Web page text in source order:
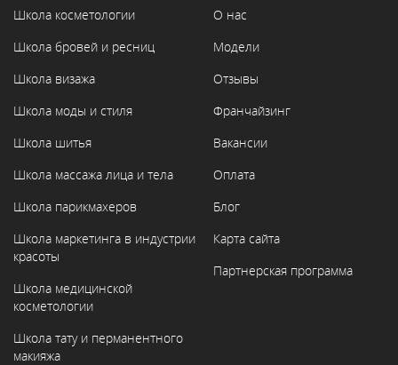
Школа косметологии
Школа бровей и ресниц
Школа визажа
Школа моды и стиля
Школа шитья
Школа массажа лица и тела
Школа парикмахеров
Школа маркетинга в индустрии
красоты
Школа медицинской
косметологии
Школа тату и перманентного
макияжа
О нас
Модели
Отзывы
Франчайзинг
Вакансии
Оплата
Блог
Карта сайта
Партнерская программа